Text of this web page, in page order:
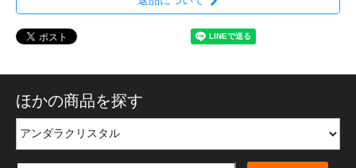
ほかの商品を探す